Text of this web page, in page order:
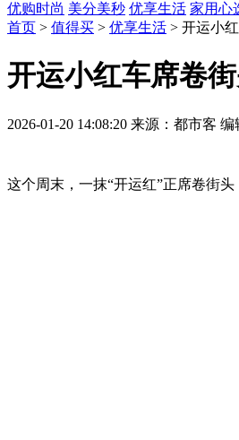
优购时尚 美分美秒 优享生活 家用心
首页 > 值得买 > 优享生活 > 开运小
开运小红车席卷
2026-01-20 14:08:20 来源：都市客
这个周末，一抹“开运红”正席卷街